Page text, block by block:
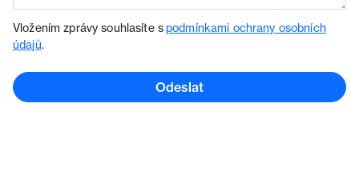
Vložením zprávy souhlasíte spodmínkami ochrany osobních
údajů.
Odeslat